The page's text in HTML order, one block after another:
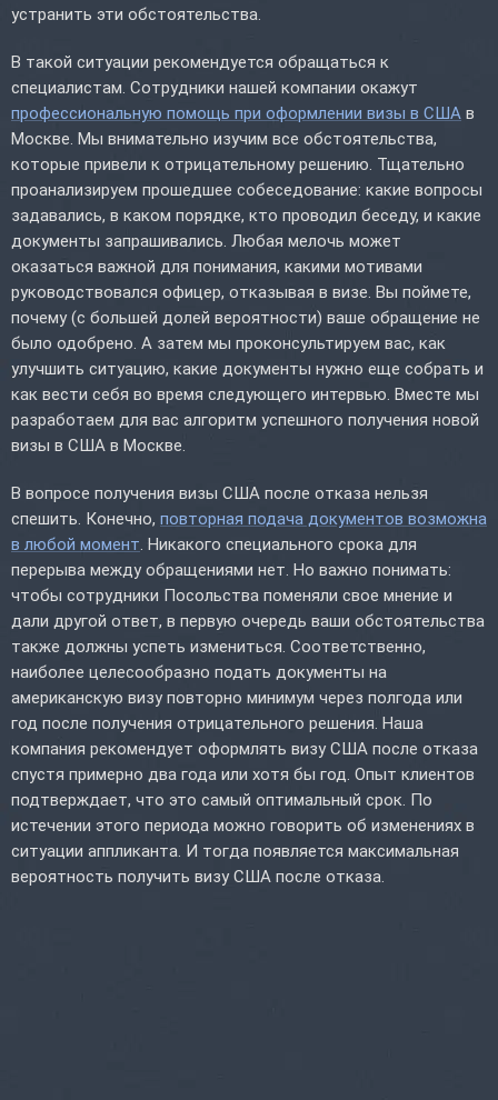
устранить эти обстоятельства.
В такой ситуации рекомендуется обращаться к
специалистам. Сотрудники нашей компании окажут
профессиональную помощь при оформлении визы в США в
Москве. Мы внимательно изучим все обстоятельства,
которые привели к отрицательному решению. Тщательно
проанализируем прошедшее собеседование: какие вопросы
задавались, в каком порядке, кто проводил беседу, и какие
документы запрашивались. Любая мелочь может
оказаться важной для понимания, какими мотивами
руководствовался офицер, отказывая в визе. Вы поймете,
почему (с большей долей вероятности) ваше обращение не
было одобрено. А затем мы проконсультируем вас, как
улучшить ситуацию, какие документы нужно еще собрать и
как вести себя во время следующего интервью. Вместе мы
разработаем для вас алгоритм успешного получения новой
визы в США в Москве.
В вопросе получения визы США после отказа нельзя
спешить. Конечно, повторная подача документов возможна
в любой момент . Никакого специального срока для
перерыва между обращениями нет. Но важно понимать:
чтобы сотрудники Посольства поменяли свое мнение и
дали другой ответ, в первую очередь ваши обстоятельства
также должны успеть измениться. Соответственно,
наиболее целесообразно подать документы на
американскую визу повторно минимум через полгода или
год после получения отрицательного решения. Наша
компания рекомендует оформлять визу США после отказа
спустя примерно два года или хотя бы год. Опыт клиентов
подтверждает, что это самый оптимальный срок. По
истечении этого периода можно говорить об изменениях в
ситуации аппликанта. И тогда появляется максимальная
вероятность получить визу США после отказа.